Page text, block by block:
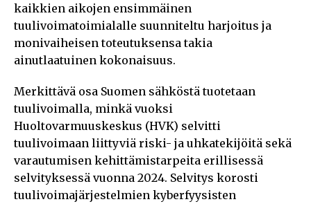
kaikkien aikojen ensimmäinen
tuulivoimatoimialalle suunniteltu harjoitus ja
monivaiheisen toteutuksensa takia
ainutlaatuinen kokonaisuus.
Merkittävä osa Suomen sähköstä tuotetaan
tuulivoimalla, minkä vuoksi
Huoltovarmuuskeskus (HVK) selvitti
tuulivoimaan liittyviä riski- ja uhkatekijöitä sekä
varautumisen kehittämistarpeita erillisessä
selvityksessä vuonna 2024. Selvitys korosti
tuulivoimajärjestelmien kyberfyysisten